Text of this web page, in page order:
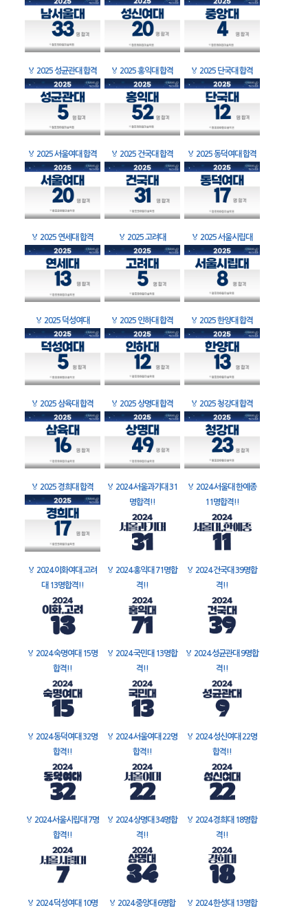
🏅 2025 성균관대 합격 🏅 2025 홍익대 합격 🏅 2025 단국대 합격
🏅 2025 서울여대 합격 🏅 2025 건국대 합격 🏅 2025 동덕여대 합격
🏅 2025 연세대 합격 🏅 2025 고려대 🏅 2025 서울시립대
🏅 2025 덕성여대 🏅 2025 인하대 합격 🏅 2025 한양대 합격
🏅 2025 삼육대 합격 🏅 2025 상명대 합격 🏅 2025 청강대 합격
🏅 2025 경희대 합격 🏅 2024 서울과기대 31
명합격!!
🏅 2024 서울대 한예종
11명합격!!
🏅 2024 이화여대 고려
대 13명합격!!
🏅 2024 홍익대 71명합
격!!
🏅 2024 건국대 39명합
격!!
🏅 2024 숙명여대 15명
합격!!
🏅 2024 국민대 13명합
격!!
🏅 2024 성균관대 9명합
격!!
🏅 2024 동덕여대 32명
합격!!
🏅 2024 서울여대 22명
합격!!
🏅 2024 성신여대 22명
합격!!
🏅 2024 서울시립대 7명
합격!!
🏅 2024 상명대 34명합
격!!
🏅 2024 경희대 18명합
격!!
🏅 2024 덕성여대 10명
🏅 2024 중앙대 6명합
🏅 2024 한성대 13명합